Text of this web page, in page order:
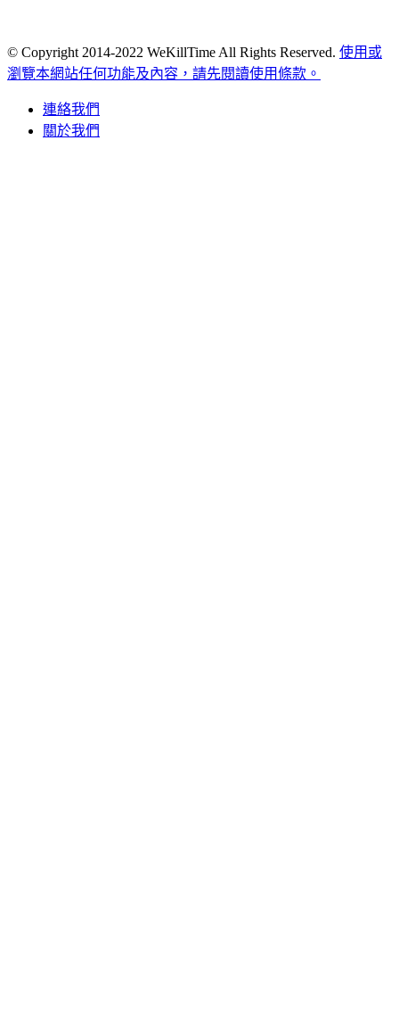
© Copyright 2014-2022 WeKillTime All Rights Reserved. 使用或
瀏覽本網站任何功能及內容，請先閱讀使用條款。
連絡我們
關於我們